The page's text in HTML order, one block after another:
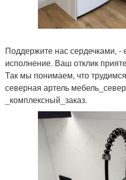
Поддержите нас сердечками, -
исполнение. Ваш отклик
Так мы понимаем, что
северная артель
_комплексный_заказ.